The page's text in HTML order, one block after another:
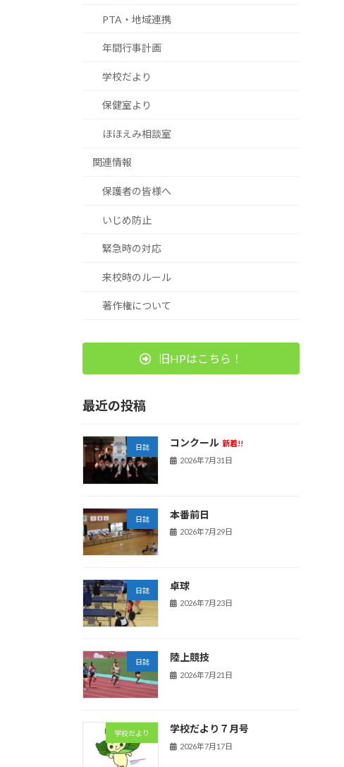
PTA・地域連携
年間行事計画
学校だより
保健室より
ほほえみ相談室
関連情報
保護者の皆様へ
いじめ防止
緊急時の対応
来校時のルール
著作権について
旧HPはこちら！
最近の投稿
日誌 コンクール 新着!!
2026年7月31日
日誌 本番前日
2026年7月29日
日誌 卓球
2026年7月23日
日誌 陸上競技
2026年7月21日
学校だより 学校だより７月号
2026年7月17日